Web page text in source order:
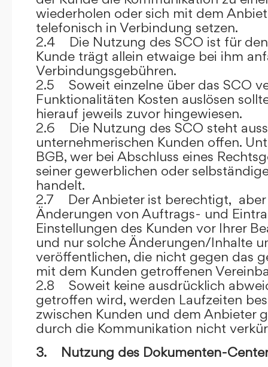
wiederholen oder sich mit dem
telefonisch in Verbindung setzen.
2.4 Die Nutzung des SCO ist für den
Kunde trägt allein etwaige bei ihm
Verbindungsgebühren.
2.5 Soweit einzelne über das SCO
Funktionalitäten Kosten auslösen
hierauf jeweils zuvor hingewiesen.
2.6 Die Nutzung des SCO steht
unternehmerischen Kunden offen.
BGB, wer bei Abschluss eines
seiner gewerblichen oder
handelt.
2.7 Der Anbieter ist berechtigt,
Änderungen von Auftrags- und
Einstellungen des Kunden vor Ihrer
und nur solche Änderungen/Inhalte
veröffentlichen, die nicht gegen das
mit dem Kunden getroffenen
2.8 Soweit keine ausdrücklich
getroffen wird, werden Laufzeiten
zwischen Kunden und dem Anbieter
durch die Kommunikation nicht
3. Nutzung des Dokumenten-